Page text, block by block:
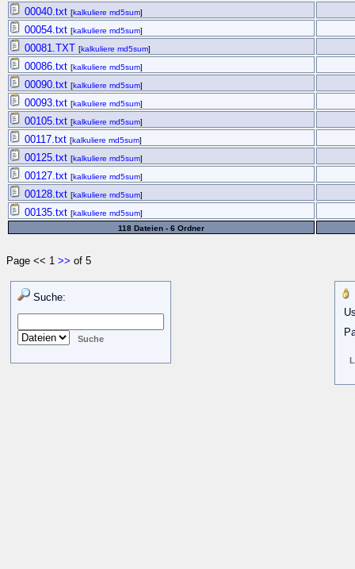
00040.txt [kalkuliere md5sum]
00054.txt [kalkuliere md5sum]
00081.TXT [kalkuliere md5sum]
00086.txt [kalkuliere md5sum]
00090.txt [kalkuliere md5sum]
00093.txt [kalkuliere md5sum]
00105.txt [kalkuliere md5sum]
00117.txt [kalkuliere md5sum]
00125.txt [kalkuliere md5sum]
00127.txt [kalkuliere md5sum]
00128.txt [kalkuliere md5sum]
00135.txt [kalkuliere md5sum]
118 Dateien - 6 Ordner
Page << 1 >> of 5
Suche: